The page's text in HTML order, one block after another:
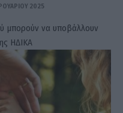
2025
μπορούν να υποβάλλουν
ΗΔΙΚΑ